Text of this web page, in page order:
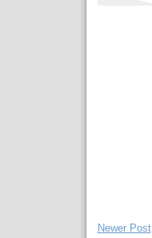
Newer Post